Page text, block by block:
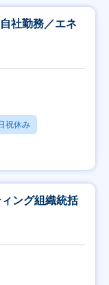
社勤務／エネ
祝休み
ング組織統括